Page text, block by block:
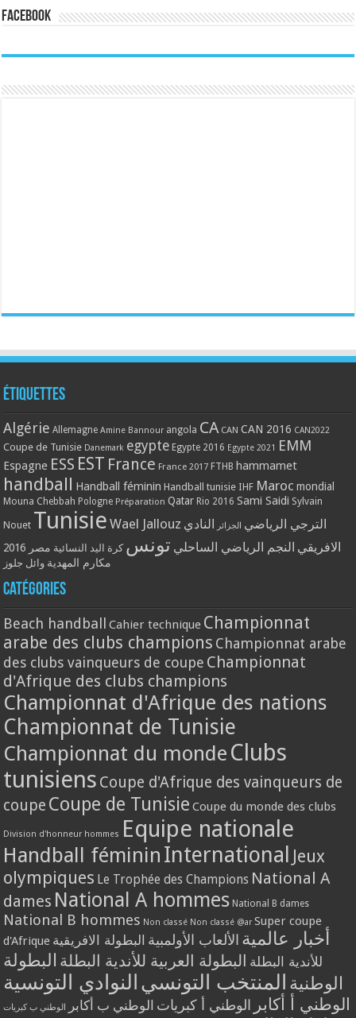
Facebook
Étiquettes
Algérie Allemagne Amine Bannour angola CA CAN CAN 2016 CAN2022
Coupe de Tunisie Danemark egypte Egypte 2016 Egypte 2021 EMM
Espagne ESS EST France France 2017 FTHB hammamet
handball Handball féminin Handball tunisie IHF Maroc mondial
Mouna Chebbah Pologne Préparation Qatar Rio 2016 Sami Saidi Sylvain
Nouet Tunisie Wael Jallouz الترجي الرياضي الجزائر النادي
الافريقي النجم الرياضي الساحلي تونس كرة اليد النسائية مصر 2016
مكارم المهدية وائل جلوز
Catégories
Beach handball Cahier technique Championnat
arabe des clubs champions Championnat arabe
des clubs vainqueurs de coupe Championnat
d'Afrique des clubs champions
Championnat d'Afrique des nations
Championnat de Tunisie
Championnat du monde Clubs
tunisiens Coupe d'Afrique des vainqueurs de
coupe Coupe de Tunisie Coupe du monde des clubs
Division d'honneur hommes Equipe nationale
Handball féminin International Jeux
olympiques Le Trophée des Champions National A
dames National A hommes National B dames
National B hommes Non classé Non classé @ar Super coupe
d'Afrique
أخبار عالمية الألعاب الأولمبية البطولة الافريقية
للأندية البطلة البطولة العربية للأندية البطلة البطولة
الوطنية المنتخب التونسي النوادي التونسية
الوطني أ أكابر الوطني أ كبريات الوطني ب أكابر الوطني ب كبريات